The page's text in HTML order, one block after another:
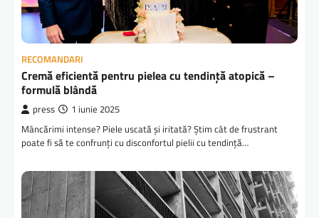
RECOMANDARI
Cremă eficientă pentru pielea cu tendință atopică –
formulă blândă
press 1 iunie 2025
Mâncărimi intense? Piele uscată și iritată? Știm cât de frustrant
poate fi să te confrunți cu disconfortul pielii cu tendință…